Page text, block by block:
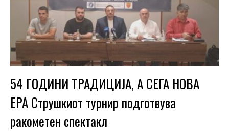
54 ГОДИНИ ТРАДИЦИЈА, А СЕГА НОВА
ЕРА Струшкиот турнир подготвува
ракометен спектакл